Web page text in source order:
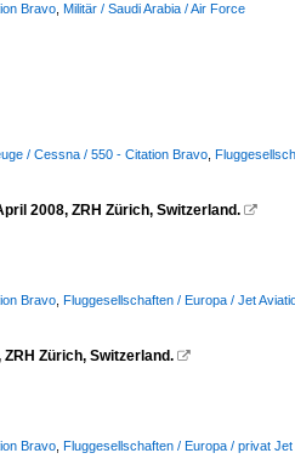
Bravo Militär / Saudi Arabia / Air Force
/ Cessna / 550 - Citation Bravo
2008, ZRH Zürich, Switzerland. 
Bravo Fluggesellschaften / Europa / Jet
Zürich, Switzerland. 
Bravo Fluggesellschaften / Europa / privat Jet